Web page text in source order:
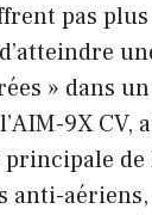
pas
» dans
9X CV,
de
aériens,